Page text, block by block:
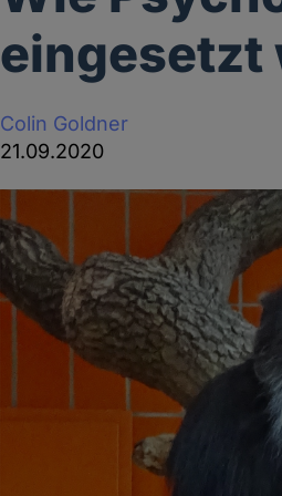
eingesetzt
Colin Goldner
21.09.2020